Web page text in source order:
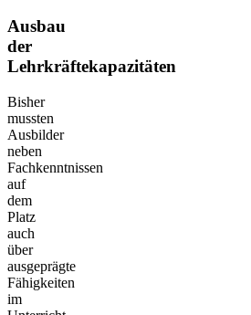
Ausbau
der
Lehrkräftekapazitäten
Bisher
mussten
Ausbilder
neben
Fachkenntnissen
auf
dem
Platz
auch
über
ausgeprägte
Fähigkeiten
im